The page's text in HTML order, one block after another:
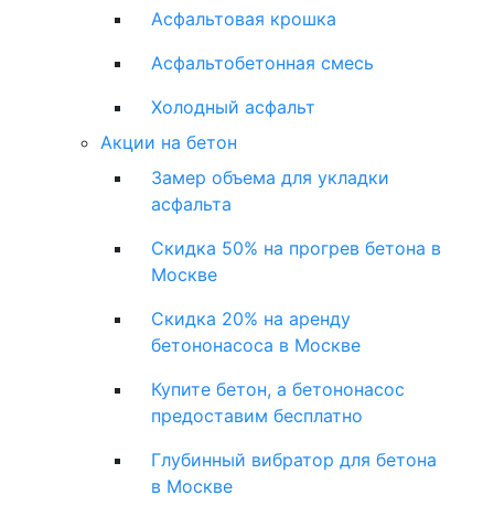
Асфальтовая крошка
Асфальтобетонная смесь
Холодный асфальт
Акции на бетон
Замер объема для укладки
асфальта
Скидка 50% на прогрев бетона в
Москве
Скидка 20% на аренду
бетононасоса в Москве
Купите бетон, а бетононасос
предоставим бесплатно
Глубинный вибратор для бетона
в Москве